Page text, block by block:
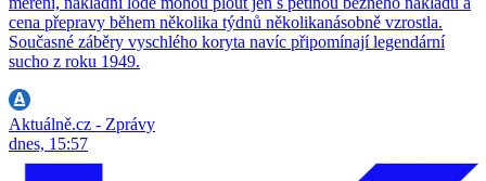
cena přepravy během několika týdnů několikanásobně vzrostla.
Současné záběry vyschlého koryta navíc připomínají legendární
sucho z roku 1949.
Aktuálně.cz - Zprávy
dnes, 15:57